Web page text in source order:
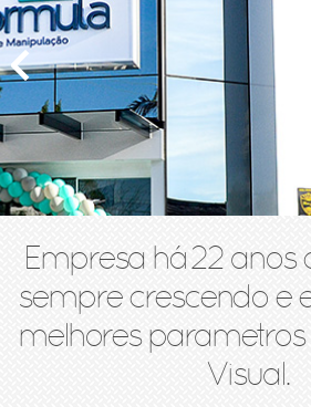
Empresa há 22 anos
sempre crescendo e
melhores
Visual.